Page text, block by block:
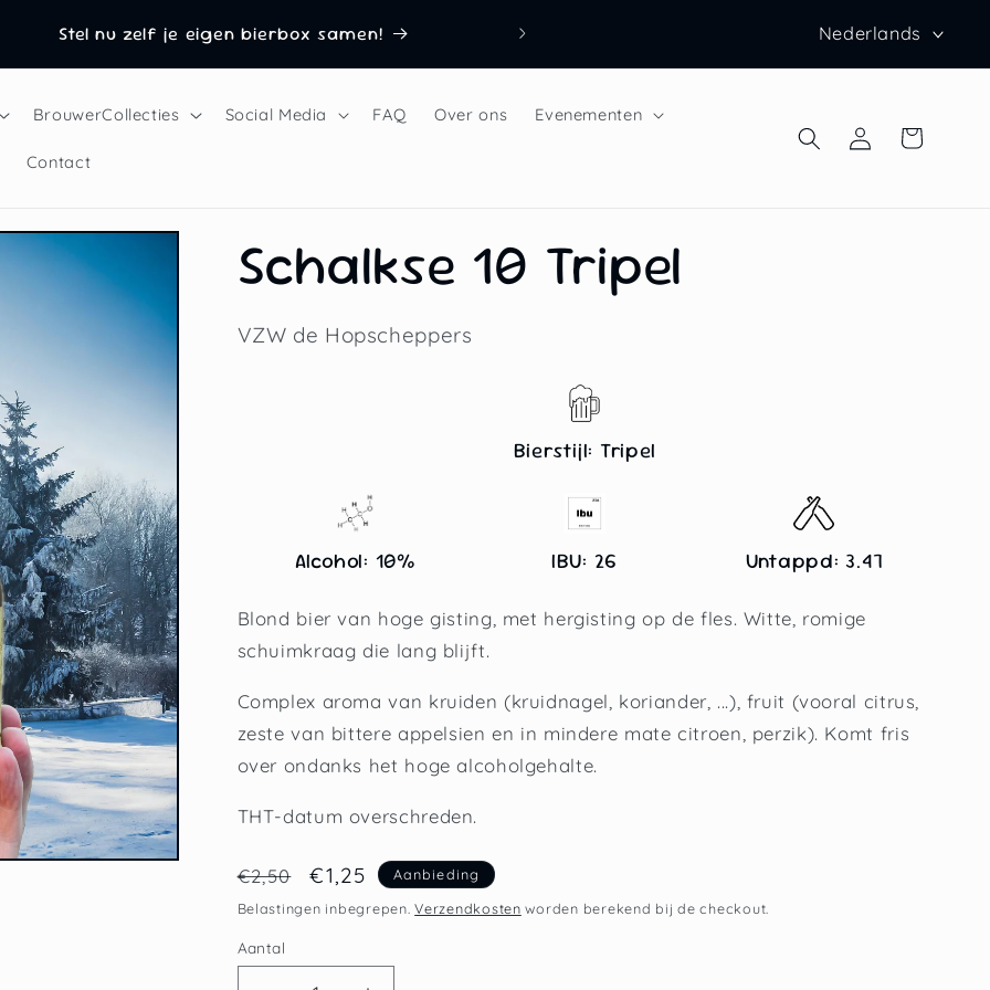
Stel nu zelf je eigen bierbox samen!
T
a
l
Nederlands
BrouwerCollecties Social Media FAQ Over ons Evenementen
Contact
InloggenWinkelwagen
Schalkse 10 Tripel
VZW de Hopscheppers
Bierstijl: Tripel
Alcohol: 10% IBU: 26 Untappd: 3.47
Blond bier van hoge gisting, met hergisting op de fles. Witte, romige
schuimkraag die lang blijft.
Complex aroma van kruiden (kruidnagel, koriander, ...), fruit (vooral citrus,
zeste van bittere appelsien en in mindere mate citroen, perzik). Komt fris
over ondanks het hoge alcoholgehalte.
THT-datum overschreden.
Normale
prijs
€2,50 Aanbiedingsprijs
€1,25
Aanbieding
Belastingen inbegrepen.Verzendkosten worden berekend bij de checkout.
Aantal